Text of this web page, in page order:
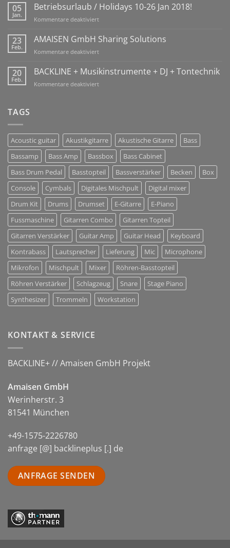
05
Jan.
Betriebsurlaub / Holidays 10-26 Jan 2018!
Kommentare deaktiviertfür
/
Holidays
10-
Jan
23
Feb.
AMAISEN GmbH Sharing Solutions
Kommentare deaktiviertfür
GmbH
Sharing
Solutions
20
Feb.
BACKLINE + Musikinstrumente + DJ + Tontechnik
Kommentare deaktiviertfür
+
Tontechnik
TAGS
Acoustic guitar Akustikgitarre Akustische Gitarre
Bass
Bassamp
Bass Amp Bassbox
Bass Cabinet
Bass Drum Pedal
Basstopteil Bassverstärker Becken
Box
Console
Cymbals Digitales Mischpult
Digital mixer
Drum Kit
Drums Drumset E-Gitarre
E-Piano
Fussmaschine
Gitarren Combo
Gitarren Topteil
Gitarren Verstärker
Guitar Amp Guitar Head
Keyboard
Kontrabass
Lautsprecher Lieferung Mic
Microphone
Mikrofon
Mischpult Mixer
Röhren-Basstopteil
Röhren Verstärker
Schlagzeug Snare
Stage Piano
Synthesizer
Trommeln Workstation
KONTAKT & SERVICE
BACKLINE+ // Amaisen GmbH Projekt
Amaisen GmbH
Werinherstr. 3
81541 München
+49-1575-2226780
anfrage [@] backlineplus [.] de
ANFRAGE SENDEN